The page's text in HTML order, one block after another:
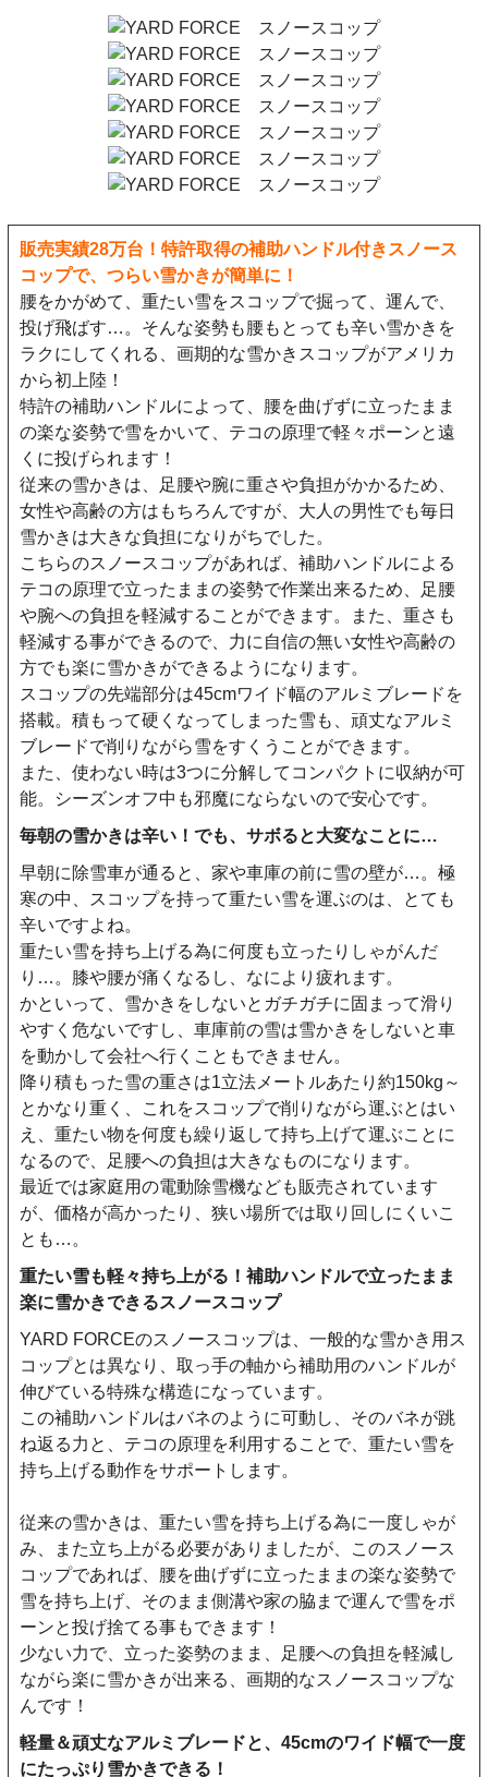
販売実績28万台！特許取得の補助ハンドル付きスノース
コップで、つらい雪かきが簡単に！
腰をかがめて、重たい雪をスコップで掘って、運んで、
投げ飛ばす…。そんな姿勢も腰もとっても辛い雪かきを
ラクにしてくれる、画期的な雪かきスコップがアメリカ
から初上陸！
特許の補助ハンドルによって、腰を曲げずに立ったまま
の楽な姿勢で雪をかいて、テコの原理で軽々ポーンと遠
くに投げられます！
従来の雪かきは、足腰や腕に重さや負担がかかるため、
女性や高齢の方はもちろんですが、大人の男性でも毎日
雪かきは大きな負担になりがちでした。
こちらのスノースコップがあれば、補助ハンドルによる
テコの原理で立ったままの姿勢で作業出来るため、足腰
や腕への負担を軽減することができます。また、重さも
軽減する事ができるので、力に自信の無い女性や高齢の
方でも楽に雪かきができるようになります。
スコップの先端部分は45cmワイド幅のアルミブレードを
搭載。積もって硬くなってしまった雪も、頑丈なアルミ
ブレードで削りながら雪をすくうことができます。
また、使わない時は3つに分解してコンパクトに収納が可
能。シーズンオフ中も邪魔にならないので安心です。
毎朝の雪かきは辛い！でも、サボると大変なことに…
早朝に除雪車が通ると、家や車庫の前に雪の壁が…。極
寒の中、スコップを持って重たい雪を運ぶのは、とても
辛いですよね。
重たい雪を持ち上げる為に何度も立ったりしゃがんだ
り…。膝や腰が痛くなるし、なにより疲れます。
かといって、雪かきをしないとガチガチに固まって滑り
やすく危ないですし、車庫前の雪は雪かきをしないと車
を動かして会社へ行くこともできません。
降り積もった雪の重さは1立法メートルあたり約150kg～
とかなり重く、これをスコップで削りながら運ぶとはい
え、重たい物を何度も繰り返して持ち上げて運ぶことに
なるので、足腰への負担は大きなものになります。
最近では家庭用の電動除雪機なども販売されています
が、価格が高かったり、狭い場所では取り回しにくいこ
とも…。
重たい雪も軽々持ち上がる！補助ハンドルで立ったまま
楽に雪かきできるスノースコップ
YARD FORCEのスノースコップは、一般的な雪かき用ス
コップとは異なり、取っ手の軸から補助用のハンドルが
伸びている特殊な構造になっています。
この補助ハンドルはバネのように可動し、そのバネが跳
ね返る力と、テコの原理を利用することで、重たい雪を
持ち上げる動作をサポートします。
従来の雪かきは、重たい雪を持ち上げる為に一度しゃが
み、また立ち上がる必要がありましたが、このスノース
コップであれば、腰を曲げずに立ったままの楽な姿勢で
雪を持ち上げ、そのまま側溝や家の脇まで運んで雪をポ
ーンと投げ捨てる事もできます！
少ない力で、立った姿勢のまま、足腰への負担を軽減し
ながら楽に雪かきが出来る、画期的なスノースコップな
んです！
軽量＆頑丈なアルミブレードと、45cmのワイド幅で一度
にたっぷり雪かきできる！